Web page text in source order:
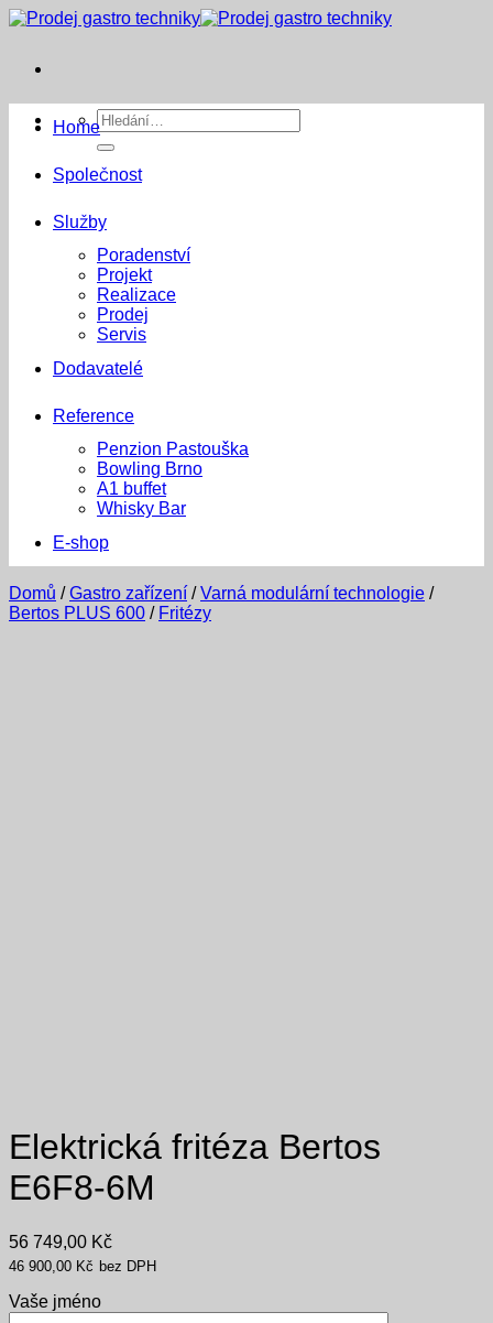
Přeskočit
Hledat:
Home
Společnost
Služby
Poradenství
Projekt
Realizace
Prodej
Servis
Dodavatelé
Reference
Penzion Pastouška
Bowling Brno
A1 buffet
Whisky Bar
E-shop
Domů / Gastro zařízení / Varná modulární technologie /
Bertos PLUS 600 / Fritézy
Elektrická fritéza Bertos
E6F8-6M
56 749,00 Kč
46 900,00 Kč bez DPH
Vaše jméno